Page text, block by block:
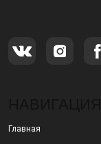
Главная